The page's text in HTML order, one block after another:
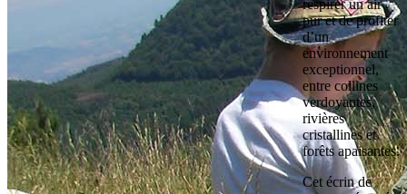
respirer un air
pur et de profiter
d’un
environnement
exceptionnel,
entre collines
verdoyantes,
rivières
cristallines et
forêts apaisantes.
Cet écrin de